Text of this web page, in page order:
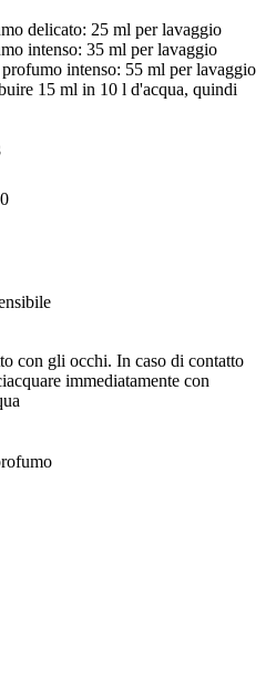
delicato: 25 ml per lavaggio
intenso: 35 ml per lavaggio
intenso: 55 ml per lavaggio
15 ml in 10 l d'acqua, quindi
con gli occhi. In caso di contatto
immediatamente con